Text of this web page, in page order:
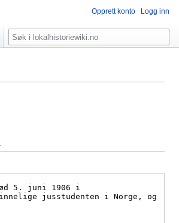
Opprett konto Logg inn
Søk